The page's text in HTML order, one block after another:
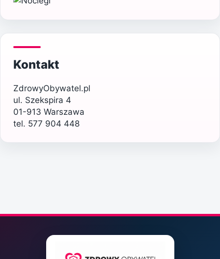
Kontakt
ZdrowyObywatel.pl
ul. Szekspira 4
01-913 Warszawa
tel. 577 904 448